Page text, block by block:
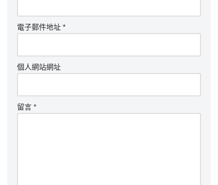
電子郵件地址 *
個人網站網址
留言 *